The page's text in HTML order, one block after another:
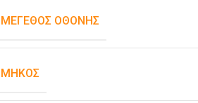
ΜΈΓΕΘΟΣ ΟΘΌΝΗΣ
ΜΉΚΟΣ